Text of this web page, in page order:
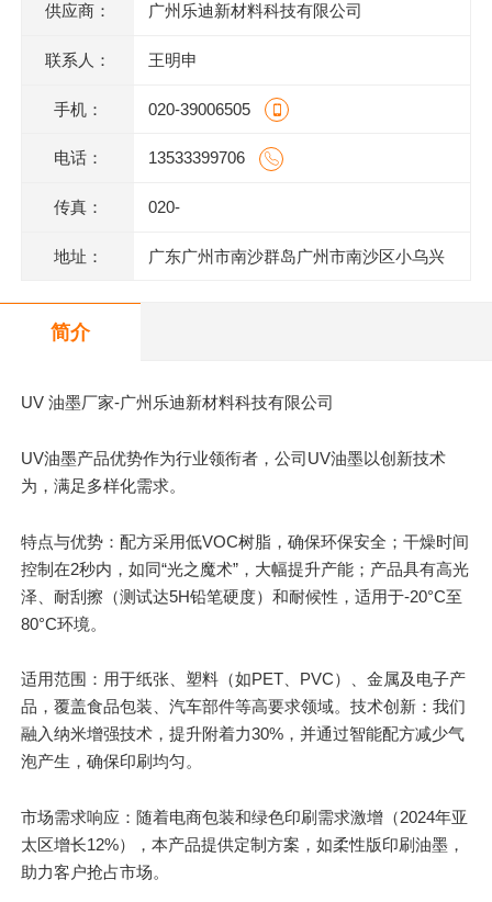
供应商： 广州乐迪新材料科技有限公司
联系人： 王明申
手机： 020-39006505
电话： 13533399706
传真： 020-
地址： 广东广州市南沙群岛广州市南沙区小乌兴
简介
UV 油墨厂家-广州乐迪新材料科技有限公司
UV油墨产品优势作为行业领衔者，公司UV油墨以创新技术
为 ，满足多样化需求。
特点与优势：配方采用低VOC树脂，确保环保安全；干燥时间
控制在2秒内，如同“光之魔术”，大幅提升产能；产品具有高光
泽、耐刮擦（测试达5H铅笔硬度）和耐候性，适用于-20°C至
80°C环境。
适用范围：用于纸张、塑料（如PET、PVC）、金属及电子产
品，覆盖食品包装、汽车部件等高要求领域。技术创新：我们
融入纳米增强技术，提升附着力30%，并通过智能配方减少气
泡产生，确保印刷均匀。
市场需求响应：随着电商包装和绿色印刷需求激增（2024年亚
太区增长12%），本产品提供定制方案，如柔性版印刷油墨，
助力客户抢占市场。